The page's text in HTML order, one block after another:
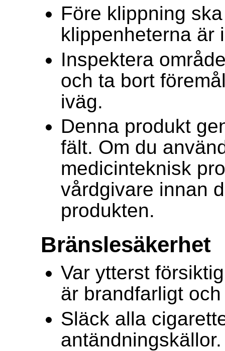
Före klippning
klippenheterna är
Inspektera
och ta bort
iväg.
Denna produkt
fält. Om du
medicinteknisk
vårdgivare innan
produkten.
Bränslesäkerhet
Var ytterst
är brandfarligt
Släck alla
antändningskällor.